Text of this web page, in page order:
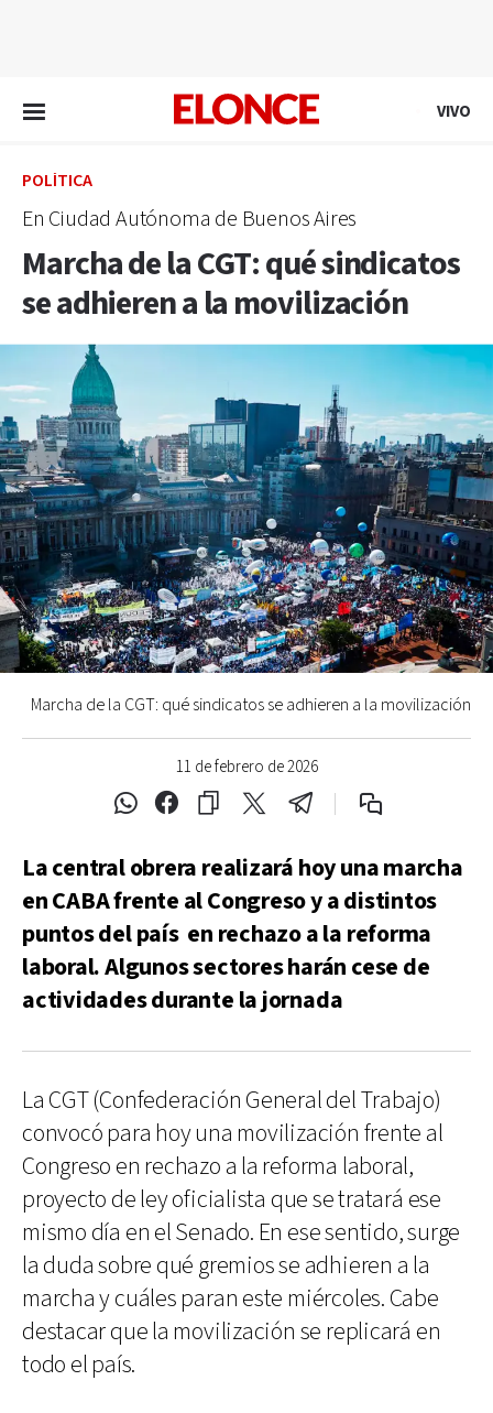
VIVO
POLÍTICA
En Ciudad Autónoma de Buenos Aires
Marcha de la CGT: qué sindicatos
se adhieren a la movilización
11 de febrero de 2026
Marcha de la CGT: qué sindicatos se adhieren a la movilización
La central obrera realizará hoy una marcha
en CABA frente al Congreso y a distintos
puntos del país en rechazo a la reforma
laboral. Algunos sectores harán cese de
actividades durante la jornada
La CGT (Confederación General del Trabajo)
convocó para hoy una movilización frente al
Congreso en rechazo a la reforma laboral,
proyecto de ley oficialista que se tratará ese
mismo día en el Senado. En ese sentido, surge
la duda sobre qué gremios se adhieren a la
marcha y cuáles paran este miércoles. Cabe
destacar que la movilización se replicará en
todo el país.